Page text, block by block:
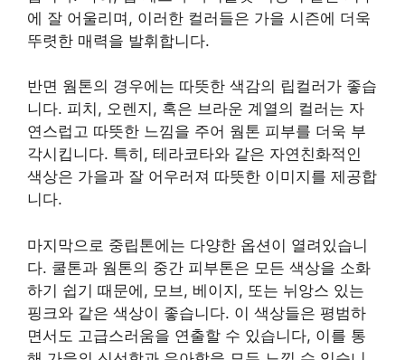
에 잘 어울리며, 이러한 컬러들은 가을 시즌에 더욱
뚜렷한 매력을 발휘합니다.
반면 웜톤의 경우에는 따뜻한 색감의 립컬러가 좋습
니다. 피치, 오렌지, 혹은 브라운 계열의 컬러는 자
연스럽고 따뜻한 느낌을 주어 웜톤 피부를 더욱 부
각시킵니다. 특히, 테라코타와 같은 자연친화적인
색상은 가을과 잘 어우러져 따뜻한 이미지를 제공합
니다.
마지막으로 중립톤에는 다양한 옵션이 열려있습니
다. 쿨톤과 웜톤의 중간 피부톤은 모든 색상을 소화
하기 쉽기 때문에, 모브, 베이지, 또는 뉘앙스 있는
핑크와 같은 색상이 좋습니다. 이 색상들은 평범하
면서도 고급스러움을 연출할 수 있습니다, 이를 통